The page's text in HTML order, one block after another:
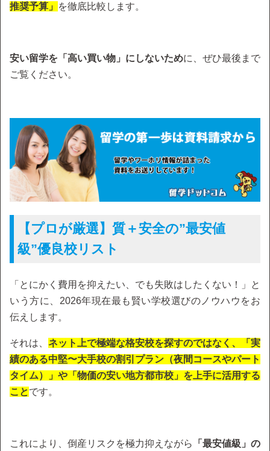
推奨予算」 を徹底比較します。
安い留学を「高い買い物」にしないために、ぜひ最後まで
ご覧ください。
【プロが厳選】質＋安全の”最安値
級”優良校リスト
「とにかく費用を抑えたい、でも失敗はしたくない！」と
いう方に、2026年現在最も賢い学校選びのノウハウをお
伝えします。
それは、 ネット上で極端な格安校を探すのではなく、「実
績のある中堅〜大手校の割引プラン（夜間コースやパート
タイム）」や「物価の安い地方都市校」を上手に活用する
ことです。
これにより、倒産リスクを極力抑えながら
「最安値級」の